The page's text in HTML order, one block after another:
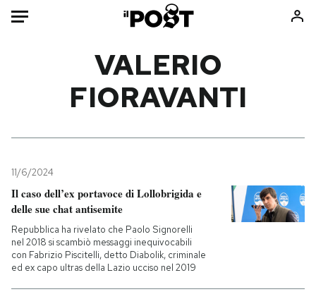
Mondo
Tecnologia
Internet
Cultura
Economia
Libri
Ok Boomer!
Europa
Altrecose
VALERIO
FIORAVANTI
11/6/2024
Il caso dell’ex portavoce di Lollobrigida e
delle sue chat antisemite
Repubblica ha rivelato che Paolo Signorelli
nel 2018 si scambiò messaggi inequivocabili
con Fabrizio Piscitelli, detto Diabolik, criminale
ed ex capo ultras della Lazio ucciso nel 2019